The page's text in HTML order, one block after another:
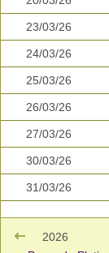
23/03/26
24/03/26
25/03/26
26/03/26
27/03/26
30/03/26
31/03/26
2026